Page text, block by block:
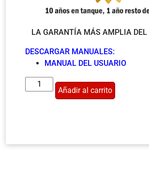
LA GARANTÍA MÁS AMPLIA DEL
DESCARGAR MANUALES:
MANUAL DEL USUARIO
Añadir al carrito